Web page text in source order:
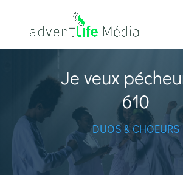
Je veux
610
DUOS & CHOEURS